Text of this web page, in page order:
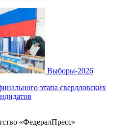
Выборы-2026
этапа свердловских
«ФедералПресс»